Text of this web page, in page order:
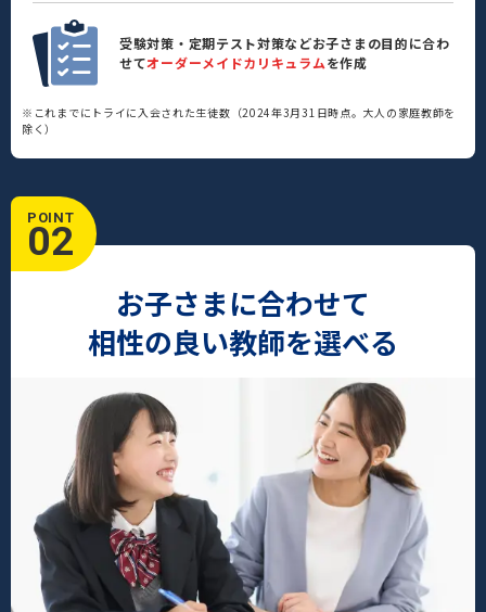
受験対策・定期テスト対策などお子さまの目的に合わ
せてオーダーメイドカリキュラムを作成
※これまでにトライに入会された生徒数（2024年3月31日時点。大人の家庭教師を
除く）
POINT
02
お子さまに合わせて
相性の良い教師を選べる